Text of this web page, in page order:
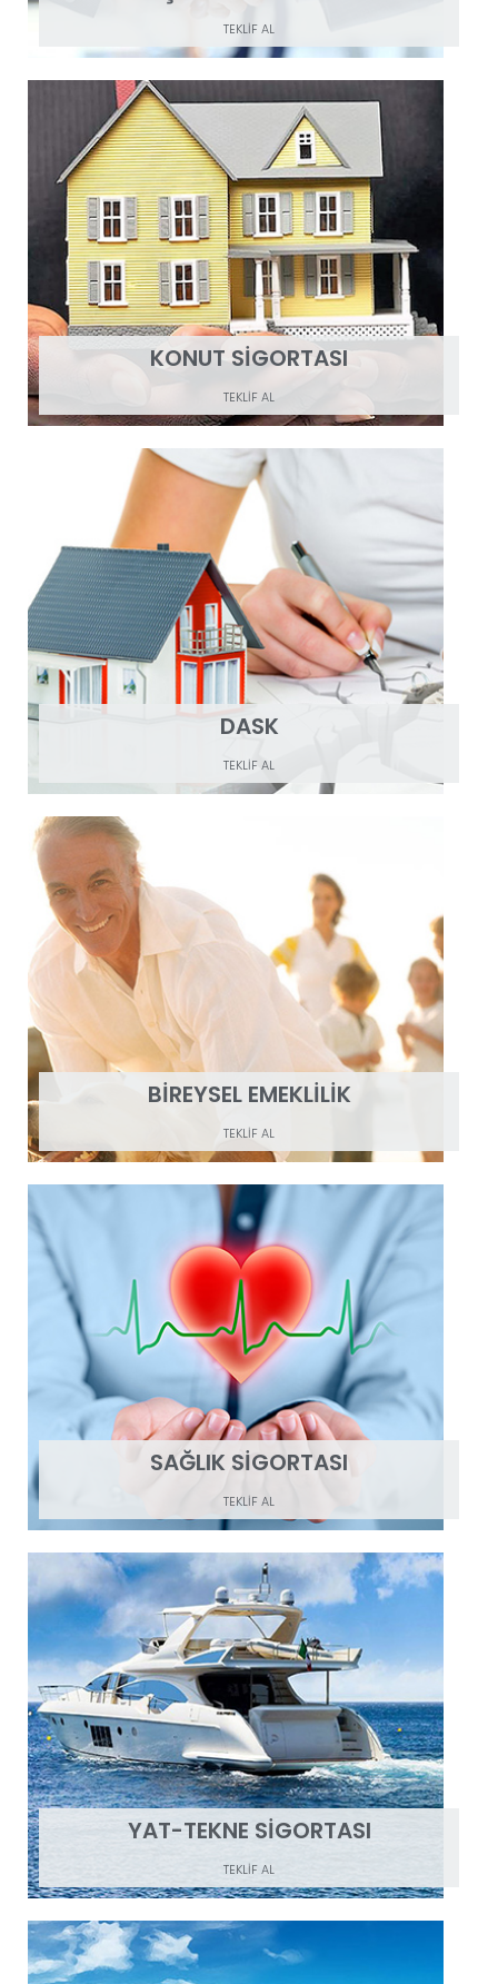
TEKLİF AL
KONUT SİGORTASI
TEKLİF AL
DASK
TEKLİF AL
BİREYSEL EMEKLİLİK
TEKLİF AL
SAĞLIK SİGORTASI
TEKLİF AL
YAT-TEKNE SİGORTASI
TEKLİF AL